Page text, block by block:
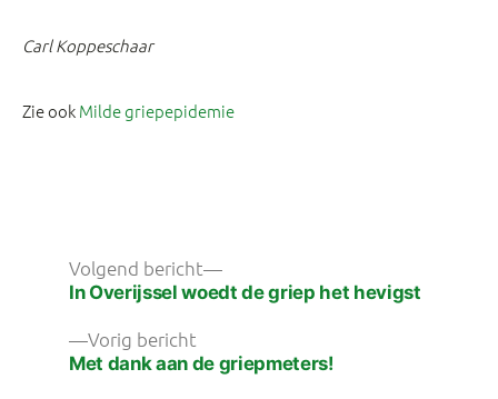
Carl Koppeschaar
Zie ookMilde griepepidemie
navigatie
Vorig bericht
bericht:
Met dank aan de griepmeters!
Volgend bericht
Volgend
bericht:
In Overijssel woedt de griep het hevigst